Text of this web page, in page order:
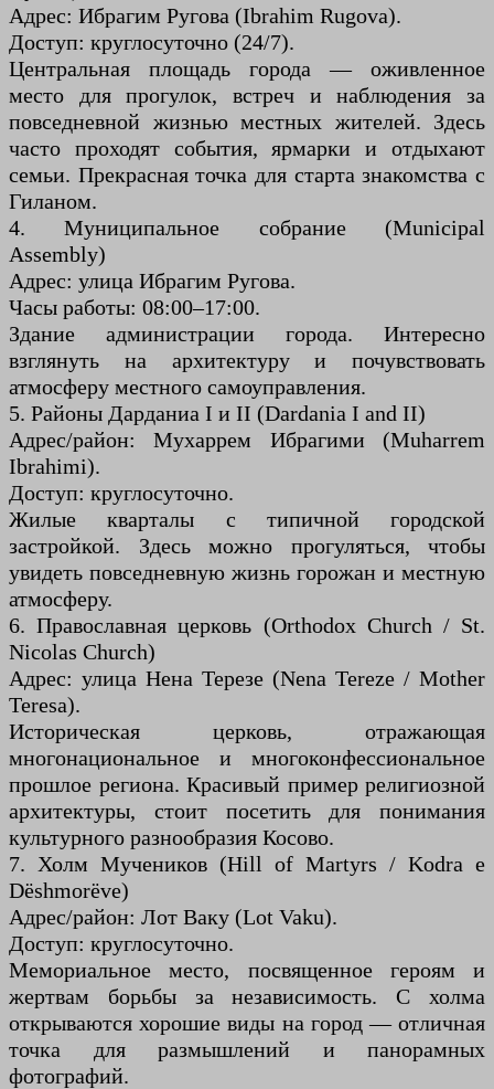
Адрес: Ибрагим Ругова (Ibrahim Rugova).
Доступ: круглосуточно (24/7).
Центральная площадь города — оживленное
место для прогулок, встреч и наблюдения за
повседневной жизнью местных жителей. Здесь
часто проходят события, ярмарки и отдыхают
семьи. Прекрасная точка для старта знакомства с
Гиланом.
4. Муниципальное собрание (Municipal
Assembly)
Адрес: улица Ибрагим Ругова.
Часы работы: 08:00–17:00.
Здание администрации города. Интересно
взглянуть на архитектуру и почувствовать
атмосферу местного самоуправления.
5. Районы Дарданиа I и II (Dardania I and II)
Адрес/район: Мухаррем Ибрагими (Muharrem
Ibrahimi).
Доступ: круглосуточно.
Жилые кварталы с типичной городской
застройкой. Здесь можно прогуляться, чтобы
увидеть повседневную жизнь горожан и местную
атмосферу.
6. Православная церковь (Orthodox Church / St.
Nicolas Church)
Адрес: улица Нена Терезе (Nena Tereze / Mother
Teresa).
Историческая церковь, отражающая
многонациональное и многоконфессиональное
прошлое региона. Красивый пример религиозной
архитектуры, стоит посетить для понимания
культурного разнообразия Косово.
7. Холм Мучеников (Hill of Martyrs / Kodra e
Dëshmorëve)
Адрес/район: Лот Ваку (Lot Vaku).
Доступ: круглосуточно.
Мемориальное место, посвященное героям и
жертвам борьбы за независимость. С холма
открываются хорошие виды на город — отличная
точка для размышлений и панорамных
фотографий.